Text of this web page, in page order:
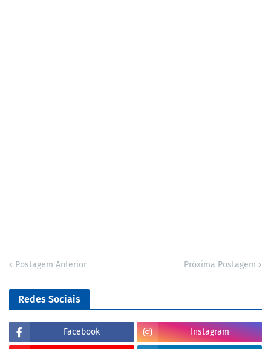
Postagem Anterior Próxima Postagem
Redes Sociais
Facebook Instagram